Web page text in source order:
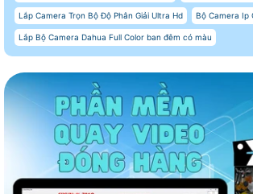
Lắp Camera Trọn Bộ Độ Phân Giải Ultra Hd Bộ Camera Ip
Lắp Bộ Camera Dahua Full Color ban đêm có màu